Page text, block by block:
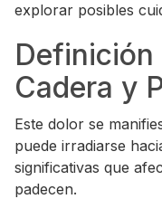
explorar posibles
Definición
Cadera y
Este dolor se
puede irradiarse
significativas que
padecen.